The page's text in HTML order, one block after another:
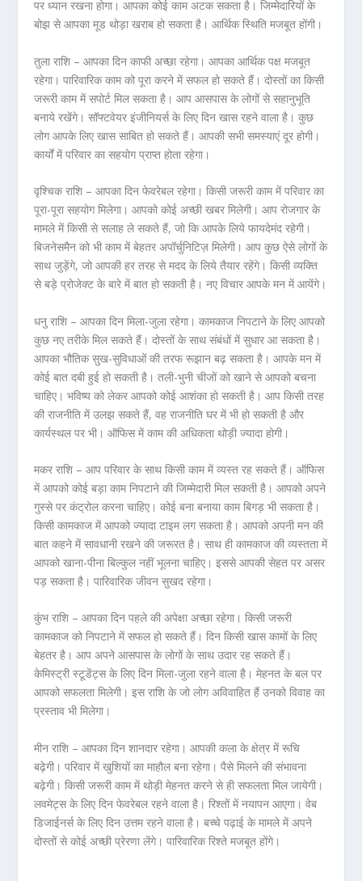
पर ध्यान रखना होगा। आपका कोई काम अटक सकता है। जिम्मेदारियों के
बोझ से आपका मूड थोड़ा खराब हो सकता है। आर्थिक स्थिति मजबूत होंगी।
तुला राशि – आपका दिन काफी अच्छा रहेगा। आपका आर्थिक पक्ष मजबूत
रहेगा। पारिवारिक काम को पूरा करने में सफल हो सकते हैं। दोस्तों का किसी
जरूरी काम में सपोर्ट मिल सकता है। आप आसपास के लोगों से सहानुभूति
बनाये रखेंगे। सॉफ्टवेयर इंजीनियर्स के लिए दिन खास रहने वाला है। कुछ
लोग आपके लिए खास साबित हो सकते हैं। आपकी सभी समस्याएं दूर होगी।
कार्यों में परिवार का सहयोग प्राप्त होता रहेगा।
वृश्चिक राशि – आपका दिन फेवरेबल रहेगा। किसी जरूरी काम में परिवार का
पूरा-पूरा सहयोग मिलेगा। आपको कोई अच्छी खबर मिलेगी। आप रोजगार के
मामले में किसी से सलाह ले सकते हैं, जो कि आपके लिये फायदेमंद रहेगी।
बिजनेसमैन को भी काम में बेहतर अपॉर्चुनिटिज़ मिलेगी। आप कुछ ऐसे लोगों के
साथ जुड़ेंगे, जो आपकी हर तरह से मदद के लिये तैयार रहेंगे। किसी व्यक्ति
से बड़े प्रोजेक्ट के बारे में बात हो सकती है। नए विचार आपके मन में आयेंगे।
धनु राशि – आपका दिन मिला-जुला रहेगा। कामकाज निपटाने के लिए आपको
कुछ नए तरीके मिल सकते हैं। दोस्तों के साथ संबंधों में सुधार आ सकता है।
आपका भौतिक सुख-सुविधाओं की तरफ रूझान बढ़ सकता है। आपके मन में
कोई बात दबी हुई हो सकती है। तली-भुनी चीजों को खाने से आपको बचना
चाहिए। भविष्य को लेकर आपको कोई आशंका हो सकती है। आप किसी तरह
की राजनीति में उलझ सकते हैं, वह राजनीति घर में भी हो सकती है और
कार्यस्थल पर भी। ऑफिस में काम की अधिकता थोड़ी ज्यादा होगी।
मकर राशि – आप परिवार के साथ किसी काम में व्यस्त रह सकते हैं। ऑफिस
में आपको कोई बड़ा काम निपटाने की जिम्मेदारी मिल सकती है। आपको अपने
गुस्से पर कंट्रोल करना चाहिए। कोई बना बनाया काम बिगड़ भी सकता है।
किसी कामकाज में आपको ज्यादा टाइम लग सकता है। आपको अपनी मन की
बात कहने में सावधानी रखने की जरूरत है। साथ ही कामकाज की व्यस्तता में
आपको खाना-पीना बिल्कुल नहीं भूलना चाहिए। इससे आपकी सेहत पर असर
पड़ सकता है। पारिवारिक जीवन सुखद रहेगा।
कुंभ राशि – आपका दिन पहले की अपेक्षा अच्छा रहेगा। किसी जरूरी
कामकाज को निपटाने में सफल हो सकते हैं। दिन किसी खास कामों के लिए
बेहतर है। आप अपने आसपास के लोगों के साथ उदार रह सकते हैं।
केमिस्ट्री स्टूडेंट्स के लिए दिन मिला-जुला रहने वाला है। मेहनत के बल पर
आपको सफलता मिलेगी। इस राशि के जो लोग अविवाहित हैं उनको विवाह का
प्रस्ताव भी मिलेगा।
मीन राशि – आपका दिन शानदार रहेगा। आपकी कला के क्षेत्र में रूचि
बढ़ेगी। परिवार में खुशियों का माहौल बना रहेगा। पैसे मिलने की संभावना
बढ़ेगी। किसी जरूरी काम में थोड़ी मेहनत करने से ही सफलता मिल जायेगी।
लवमेट्स के लिए दिन फेवरेबल रहने वाला है। रिश्तों में नयापन आएगा। वेब
डिजाईनर्स के लिए दिन उत्तम रहने वाला है। बच्चे पढ़ाई के मामले में अपने
दोस्तों से कोई अच्छी प्रेरणा लेंगे। पारिवारिक रिश्ते मजबूत होंगे।